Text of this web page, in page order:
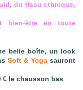
du tissu ethnique,
bien-être en toute
belle boîte, un look
Soft & Yoga sauront
€ le chausson bas